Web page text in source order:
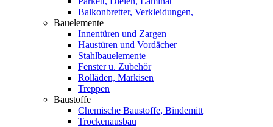
Balkonbretter, Verkleidungen,
Bauelemente
Innentüren und Zargen
Haustüren und Vordächer
Stahlbauelemente
Fenster u. Zubehör
Rolläden, Markisen
Treppen
Baustoffe
Chemische Baustoffe, Bindemitt
Trockenausbau